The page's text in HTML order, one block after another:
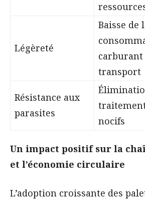
Légèreté
Baisse de
transport
Résistance aux
parasites
nocifs
Un impact positif sur la
et l’économie circulaire
L’adoption croissante des